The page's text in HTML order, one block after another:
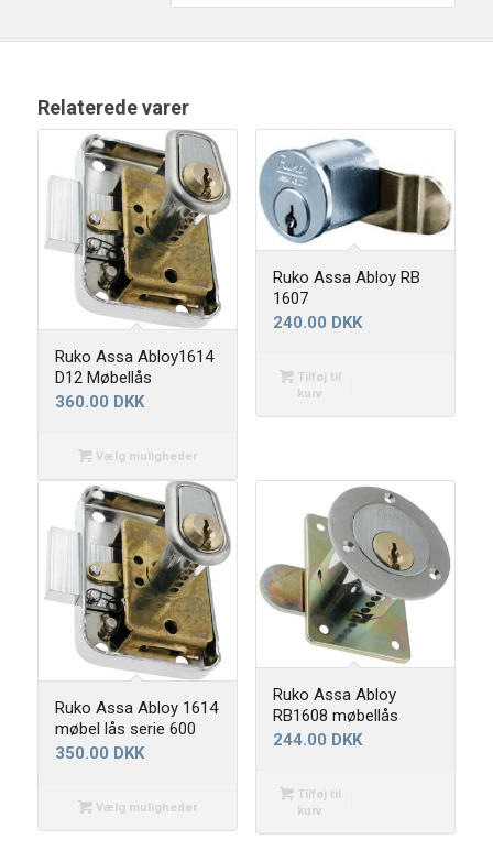
Relaterede varer
Ruko Assa Abloy1614
D12 Møbellås
360.00 DKK
Vælg muligheder
Ruko Assa Abloy RB
1607
240.00 DKK
Tilføj til
kurv
Ruko Assa Abloy 1614
møbel lås serie 600
350.00 DKK
Vælg muligheder
Ruko Assa Abloy
RB1608 møbellås
244.00 DKK
Tilføj til
kurv